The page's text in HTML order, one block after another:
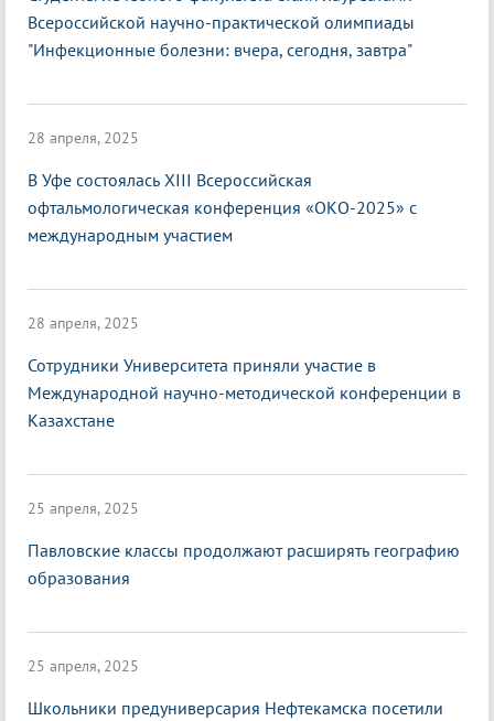
Всероссийской научно-практической олимпиады
"Инфекционные болезни: вчера, сегодня, завтра"
28 апреля, 2025
В Уфе состоялась XIII Всероссийская
офтальмологическая конференция «ОКО-2025» с
международным участием
28 апреля, 2025
Сотрудники Университета приняли участие в
Международной научно-методической конференции в
Казахстане
25 апреля, 2025
Павловские классы продолжают расширять географию
образования
25 апреля, 2025
Школьники предуниверсария Нефтекамска посетили